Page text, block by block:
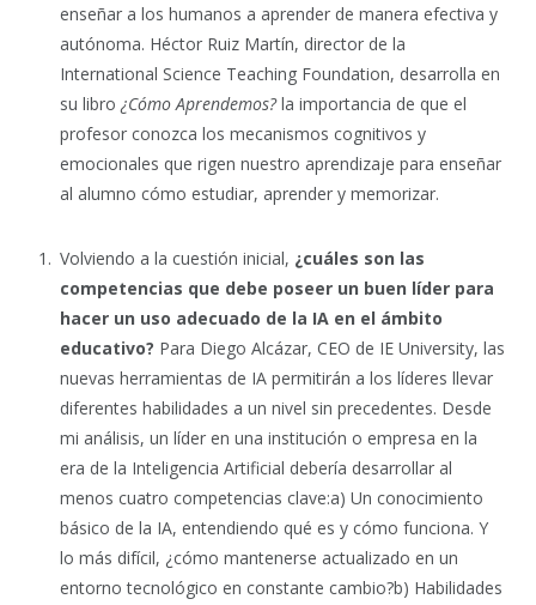
enseñar a los humanos a aprender de manera efectiva y
autónoma. Héctor Ruiz Martín, director de la
International Science Teaching Foundation, desarrolla en
su libro ¿Cómo Aprendemos?la importancia de que el
profesor conozca los mecanismos cognitivos y
emocionales que rigen nuestro aprendizaje para enseñar
al alumno cómo estudiar, aprender y memorizar.
Volviendo a la cuestión inicial, ¿cuáles son las
competencias que debe poseer un buen líder para
hacer un uso adecuado de la IA en el ámbito
educativo? Para Diego Alcázar, CEO de IE University, las
nuevas herramientas de IA permitirán a los líderes llevar
diferentes habilidades a un nivel sin precedentes. Desde
mi análisis, un líder en una institución o empresa en la
era de la Inteligencia Artificial debería desarrollar al
menos cuatro competencias clave:a) Un conocimiento
básico de la IA, entendiendo qué es y cómo funciona. Y
lo más difícil, ¿cómo mantenerse actualizado en un
entorno tecnológico en constante cambio?b) Habilidades